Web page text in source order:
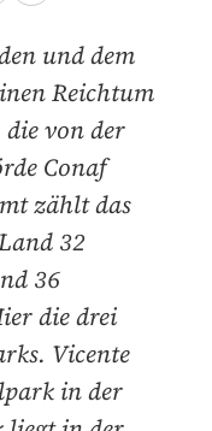
und dem
Reichtum
von der
Conaf
zählt das
32
36
die drei
Vicente
in der